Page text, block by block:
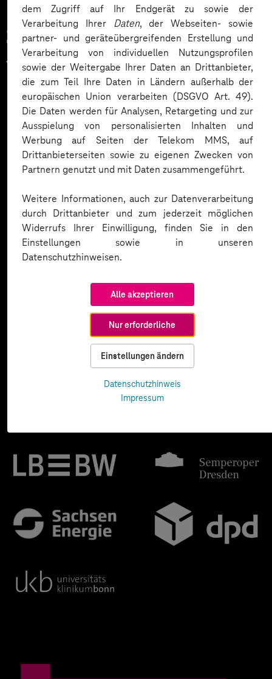
dem Zugriff auf Ihr Endgerät zu sowie der
Verarbeitung Ihrer Daten, der Webseiten- sowie
partner- und geräteübergreifenden Erstellung und
Verarbeitung von individuellen Nutzungsprofilen
sowie der Weitergabe Ihrer Daten an Drittanbieter,
die zum Teil Ihre Daten in Ländern außerhalb der
europäischen Union verarbeiten (DSGVO Art. 49).
Die Daten werden für Analysen, Retargeting und zur
Ausspielung von personalisierten Inhalten und
Werbung auf Seiten der Telekom MMS, auf
Drittanbieterseiten sowie zu eigenen Zwecken von
Partnern genutzt und mit Daten zusammengeführt.
Weitere Informationen, auch zur Datenverarbeitung
durch Drittanbieter und zum jederzeit möglichen
Widerrufs Ihrer Einwilligung, finden Sie in den
Einstellungen sowie in unseren
Datenschutzhinweisen.
Alle akzeptieren
Nur erforderliche
Einstellungen ändern
Datenschutzhinweis
Impressum
Zahlreiche Unternehmen
vertrauen auf unsere
Expertise. Hier eine Auswahl: